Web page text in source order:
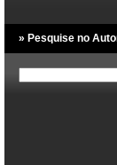
» Pesquise no
por: